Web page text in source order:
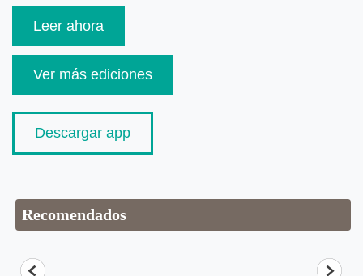
Leer ahora
Ver más ediciones
Descargar app
Recomendados